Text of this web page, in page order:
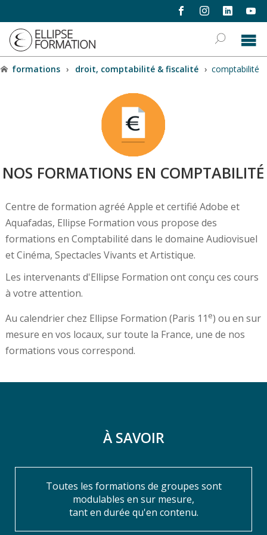
formations › droit, comptabilité & fiscalité › comptabilité
NOS FORMATIONS EN COMPTABILITÉ
Centre de formation agréé Apple et certifié Adobe et
Aquafadas, Ellipse Formation vous propose des
formations en Comptabilité dans le domaine Audiovisuel
et Cinéma, Spectacles Vivants et Artistique.
Les intervenants d'Ellipse Formation ont conçu ces cours
à votre attention.
Au calendrier chez Ellipse Formation (Paris 11 e) ou en sur
mesure en vos locaux, sur toute la France, une de nos
formations vous correspond.
À SAVOIR
Toutes les formations de groupes sont
modulables en sur mesure,
tant en durée qu'en contenu.